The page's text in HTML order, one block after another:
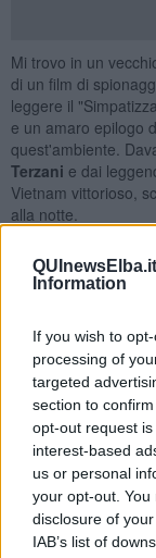
Information
If you wish to
processing of
targeted
section to
opt-out request
interest-based
us or personal
your opt-out.
disclosure of
IAB’s list of
Mi trovo in un
di un film di
leggere il
e un amaro epilogo
quest'ambiente.
Terzani e dai
Vietnam vittorioso,
alla notte.
C'è di tutto. La
metri. La
chiamate le
francese. Phnom
Quando iKhemer
nell'aprile del 1975,
capitale nulla
alla folle teoria del
storia intanto
rimasero negli
Passarono molti
vita ricominciasse
muri ricoperti ormai